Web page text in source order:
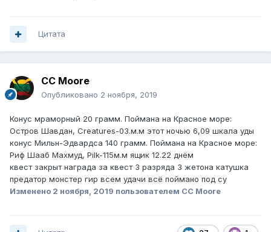
Цитата
CC Moore
Опубликовано 2 ноября, 2019
Конус мраморный 20 грамм. Поймана на Красное море:
Остров Шавдан, Creatures-03.м.м этот ночью 6,09 шкала уды
конус Мильн-Эдвардса 140 грамм. Поймана на Красное море:
Риф Шааб Махмуд, Pilk-115м.м ящик 12.22 днём
квест закрыт награда за квест 3 разряда 3 жетона катушка
предатор монстер гир всем удачи всё поймано под су
Изменено 2 ноября, 2019 пользователем CC Moore